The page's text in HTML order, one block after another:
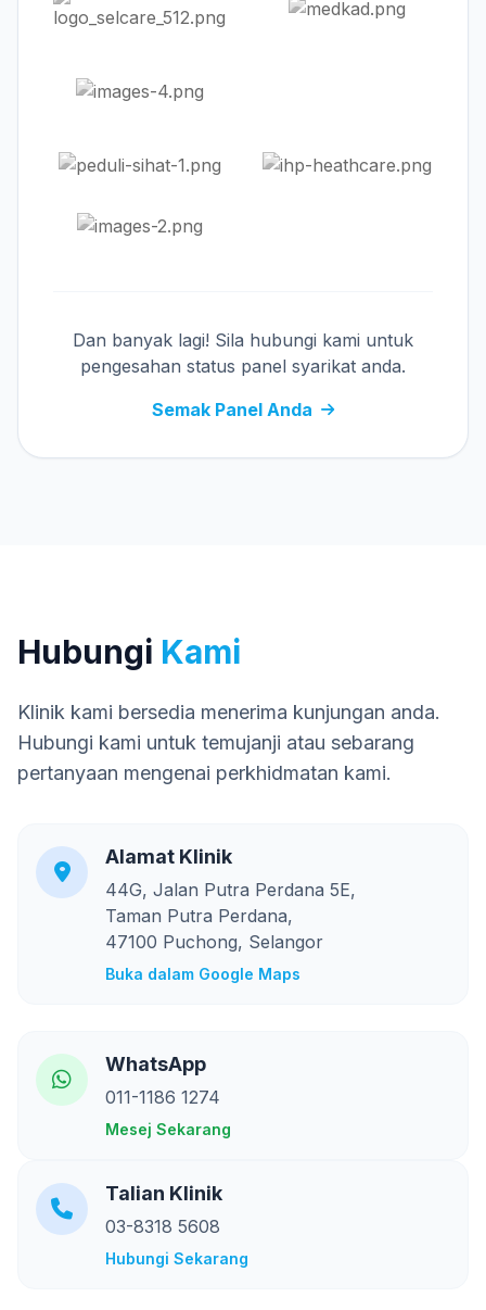
Dan banyak lagi! Sila hubungi kami untuk
pengesahan status panel syarikat anda.
Semak Panel Anda
Hubungi Kami
Klinik kami bersedia menerima kunjungan anda.
Hubungi kami untuk temujanji atau sebarang
pertanyaan mengenai perkhidmatan kami.
Alamat Klinik
44G, Jalan Putra Perdana 5E,
Taman Putra Perdana,
47100 Puchong, Selangor
Buka dalam Google Maps
WhatsApp
011-1186 1274
Mesej Sekarang
Talian Klinik
03-8318 5608
Hubungi Sekarang